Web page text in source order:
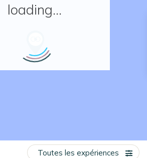
loading...
Toutes les expériences